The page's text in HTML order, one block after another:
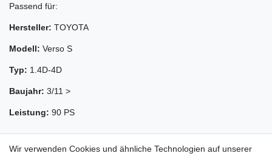
Passend für:
Hersteller: TOYOTA
Modell: Verso S
Typ: 1.4D-4D
Baujahr: 3/11 >
Leistung: 90 PS
Wir verwenden Cookies und ähnliche Technologien auf unserer